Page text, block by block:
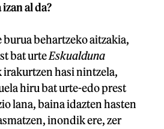
al da?
burua behartzeko aitzakia,
bat urteEskualduna
hasi nintzela,
hiru bat urte-edo prest
lana, baina idazten hasten
inondik ere, zer